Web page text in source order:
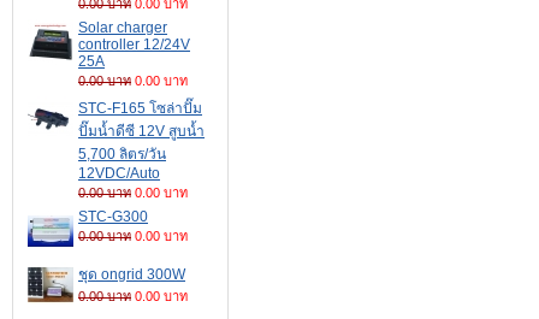
0.00 บาท 0.00 บาท
Solar charger
controller 12/24V
25A
0.00 บาท 0.00 บาท
STC-F165 โซล่าปั๊ม
ปั๊มน้ำดีซี 12V สูบน้ำ
5,700 ลิตร/วัน
12VDC/Auto
0.00 บาท 0.00 บาท
STC-G300
0.00 บาท 0.00 บาท
ชุด ongrid 300W
0.00 บาท 0.00 บาท